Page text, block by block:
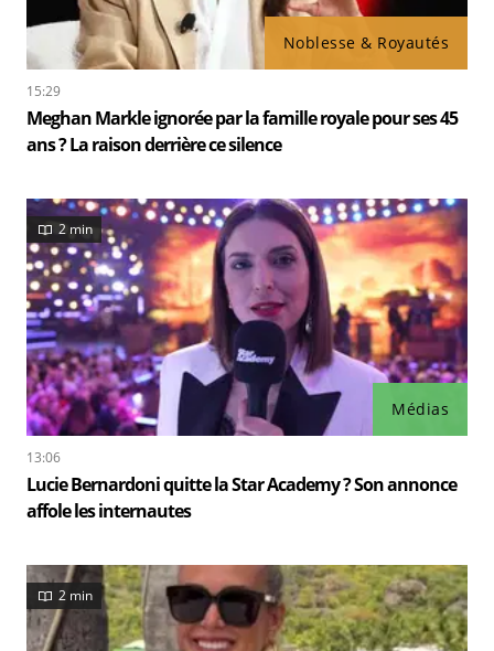
Noblesse & Royautés
15:29
Meghan Markle ignorée par la famille royale pour ses 45
ans ? La raison derrière ce silence
Médias
2 min
13:06
Lucie Bernardoni quitte la Star Academy ? Son annonce
affole les internautes
2 min